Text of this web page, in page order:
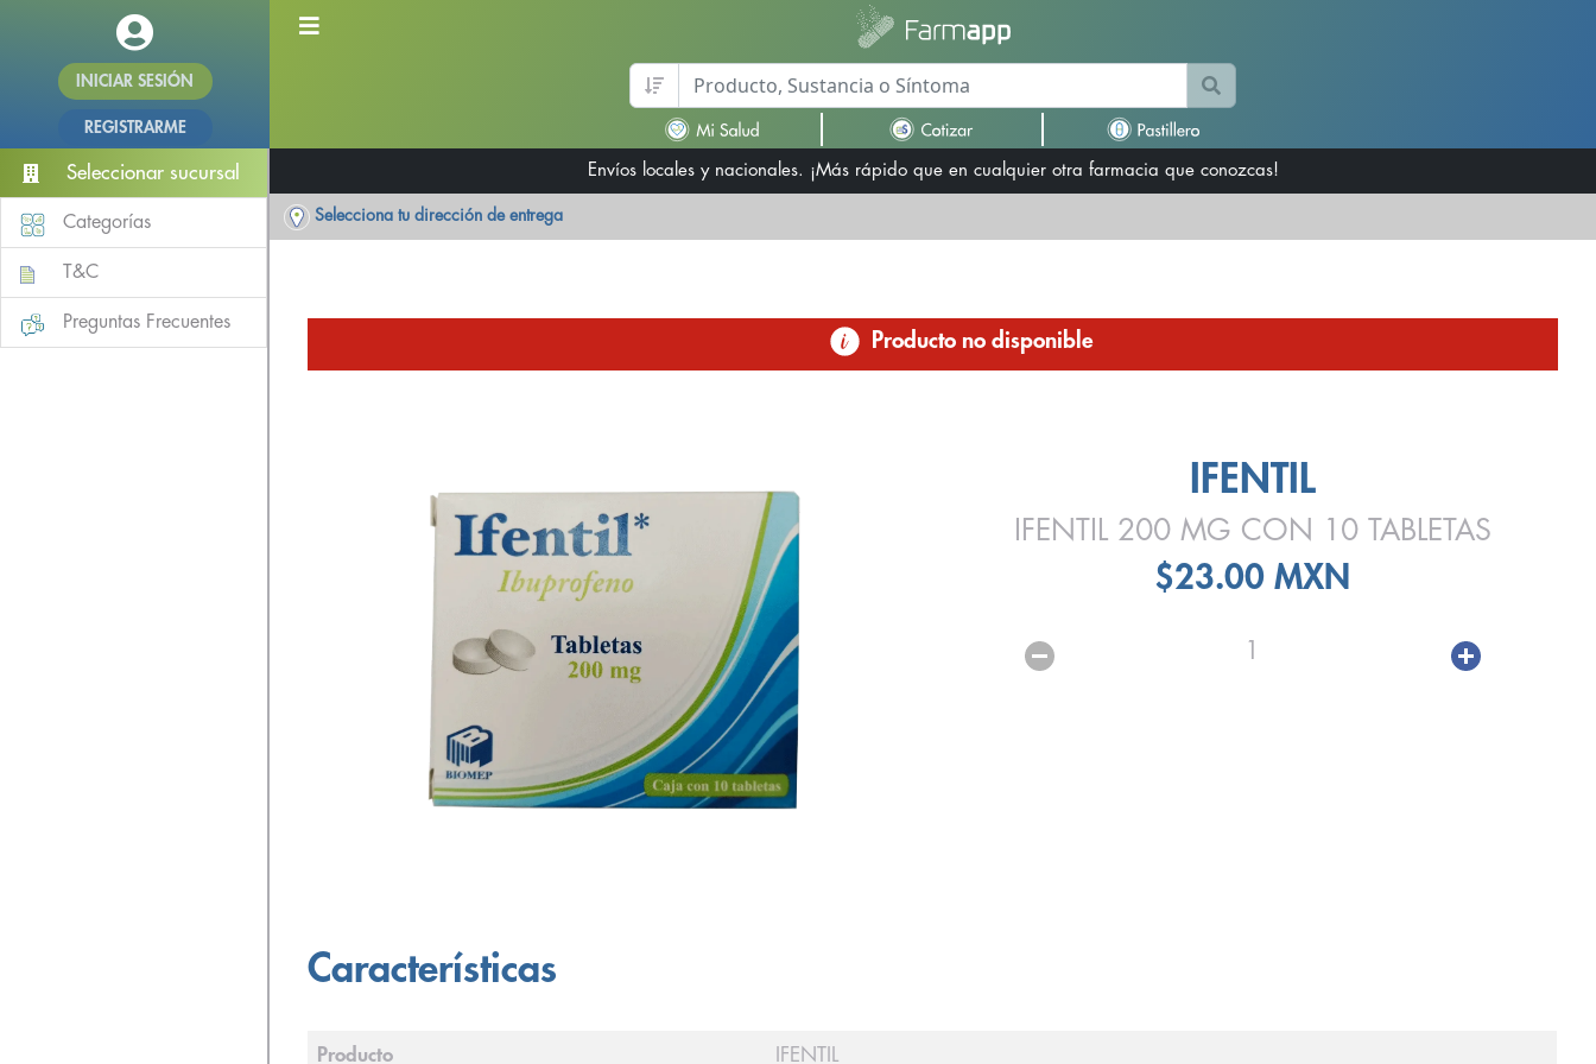
INICIAR SESIÓN
REGISTRARME
Seleccionar sucursal
Categorías
T&C
Preguntas Frecuentes
Envíos locales y nacionales. ¡Más rápido que en cualquier otra farmacia que conozcas!
Selecciona tu dirección de entrega
Producto no disponible
IFENTIL
IFENTIL 200 MG CON 10 TABLETAS
$23.00 MXN
1
Características
Producto IFENTIL